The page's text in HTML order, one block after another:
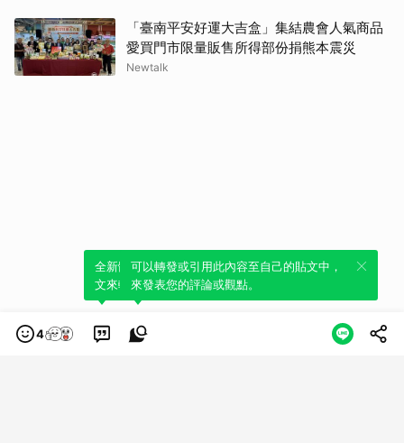
「臺南平安好運大吉盒」集結農會人氣商品
愛買門市限量販售所得部份捐熊本震災
Newtalk
4
全新體驗！一鍵引用此內容，透過發布貼
文來輕鬆表達個人立場。
可以轉發或引用此內容至自己的貼文中，
來發表您的評論或觀點。